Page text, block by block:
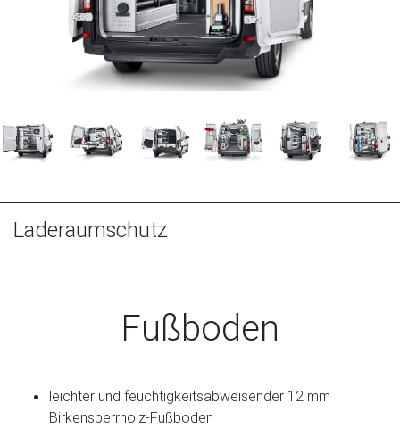
Laderaumschutz
Fußboden
leichter und feuchtigkeitsabweisender 12 mm
Birkensperrholz-Fußboden